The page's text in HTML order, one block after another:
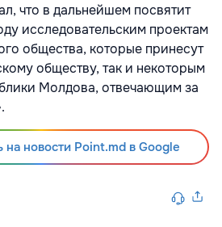
что в дальнейшем посвятит
исследовательским проектам
общества, которые принесут
обществу, так и некоторым
Молдова, отвечающим за
новости Point.md в Google